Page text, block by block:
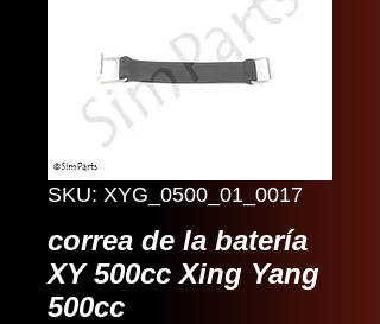
SKU: XYG_0500_01_0017
correa de la batería
XY 500cc Xing Yang
500cc